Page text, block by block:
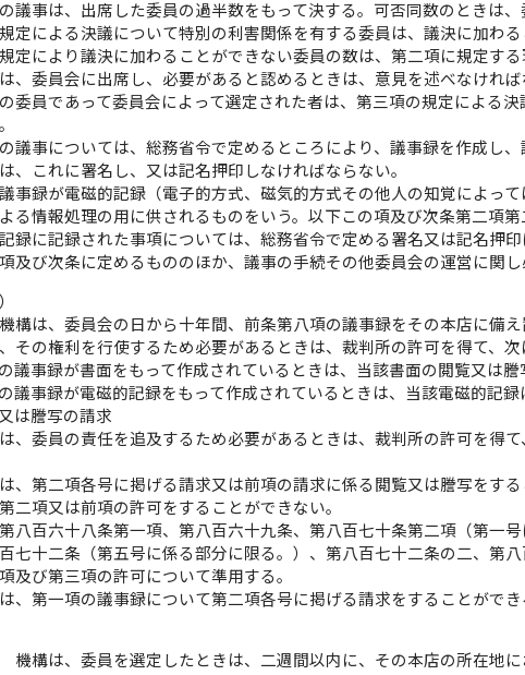
議事は、出席した委員の過半数をもって決する。可否同数のときは、
定による決議について特別の利害関係を有する委員は、議決に加わる
定により議決に加わることができない委員の数は、第二項に規定す
、委員会に出席し、必要があると認めるときは、意見を述べなければ
委員であって委員会によって選定された者は、第三項の規定による
議事については、総務省令で定めるところにより、議事録を作成し
、これに署名し、又は記名押印しなければならない。
事録が電磁的記録（電子的方式、磁気的方式その他人の知覚によっ
る情報処理の用に供されるものをいう。以下この項及び次条第二項
録に記録された事項については、総務省令で定める署名又は記名押
及び次条に定めるもののほか、議事の手続その他委員会の運営に関し
機構は、委員会の日から十年間、前条第八項の議事録をその本店に備え
その権利を行使するため必要があるときは、裁判所の許可を得て、次
議事録が書面をもって作成されているときは、当該書面の閲覧又は謄
議事録が電磁的記録をもって作成されているときは、当該電磁的記
は謄写の請求
、委員の責任を追及するため必要があるときは、裁判所の許可を得
、第二項各号に掲げる請求又は前項の請求に係る閲覧又は謄写をす
二項又は前項の許可をすることができない。
八百六十八条第一項、第八百六十九条、第八百七十条第二項（第一
七十二条（第五号に係る部分に限る。）、第八百七十二条の二、第
及び第三項の許可について準用する。
、第一項の議事録について第二項各号に掲げる請求をすることができ
機構は、委員を選定したときは、二週間以内に、その本店の所在地